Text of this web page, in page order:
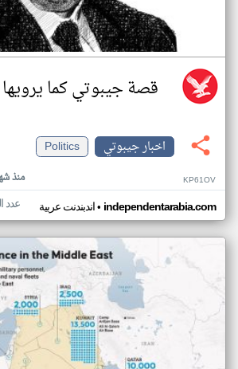
قصة جيبوتي كما
اخبار جيبوتي
Politics
منذ KP61OV
اندبندنت عربية• independentarabia.com عدد